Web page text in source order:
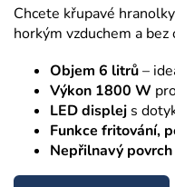
Chcete křupavé
horkým vzduchem a
Objem 6 litrů–
Výkon 1800 W
LED displej s
Funkce fritování,
Nepřilnavý povrch